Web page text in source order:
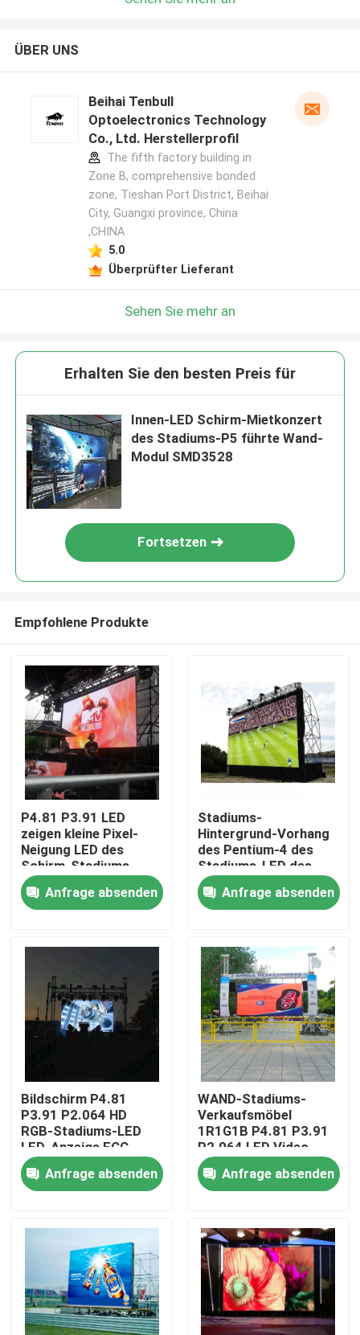
Heim
Über uns
Qualitätskontrolle
Kontaktiere uns
Nachrichten
Geführte Mietanzeige
ÜBER UNS
Beihai Tenbull
Optoelectronics Technology
Co., Ltd. Herstellerprofil
The fifth factory building in
Zone B, comprehensive bonded
zone, Tieshan Port District, Beihai
City, Guangxi province, China
,CHINA
5.0
Überprüfter Lieferant
Sehen Sie mehr an
Erhalten Sie den besten Preis für
Innen-LED Schirm-Mietkonzert
des Stadiums-P5 führte Wand-
Modul SMD3528
Fortsetzen
Empfohlene Produkte
P4.81 P3.91 LED
zeigen kleine Pixel-
Neigung LED des
Schirm-Stadiums-
SMD 2121 4.81mm an
Anfrage absenden
Stadiums-
Hintergrund-Vorhang
des Pentium-4 des
Stadiums-LED des
Bildschirm-
staubdichter P3.91
LED
Anfrage absenden
Bildschirm P4.81
P3.91 P2.064 HD
RGB-Stadiums-LED
LED-Anzeige FCC
Anfrage absenden
WAND-Stadiums-
Verkaufsmöbel
1R1G1B P4.81 P3.91
P2.064 LED Video
Anfrage absenden